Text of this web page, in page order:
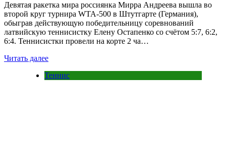
Девятая ракетка мира россиянка Мирра Андреева вышла во
второй круг турнира WTA-500 в Штутгарте (Германия),
обыграв действующую победительницу соревнований
латвийскую теннисистку Елену Остапенко со счётом 5:7, 6:2,
6:4. Теннисистки провели на корте 2 ча…
Читать далее
Теннис